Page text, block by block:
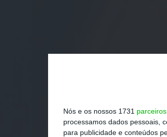
Nós e os nossos 1731 parceiros
processamos dados pessoais,
para publicidade e conteúdos